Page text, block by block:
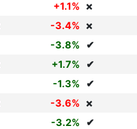
+1.1% ❌
-3.4% ❌
-3.8% ✔
+1.7% ✔
-1.3% ✔
-3.6% ❌
-3.2% ✔